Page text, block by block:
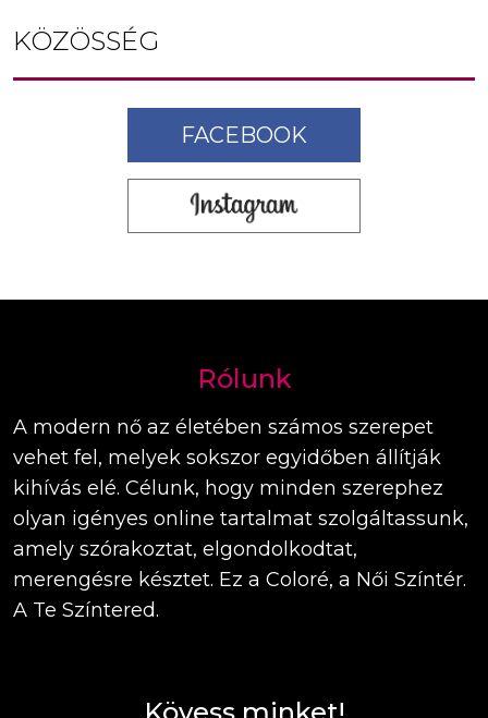
KÖZÖSSÉG
FACEBOOK
Rólunk
A modern nő az életében számos szerepet
vehet fel, melyek sokszor egyidőben állítják
kihívás elé. Célunk, hogy minden szerephez
olyan igényes online tartalmat szolgáltassunk,
amely szórakoztat, elgondolkodtat,
merengésre késztet. Ez a Coloré, a Női Színtér.
A Te Színtered.